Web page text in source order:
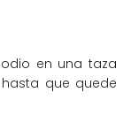
en una taza
que quede